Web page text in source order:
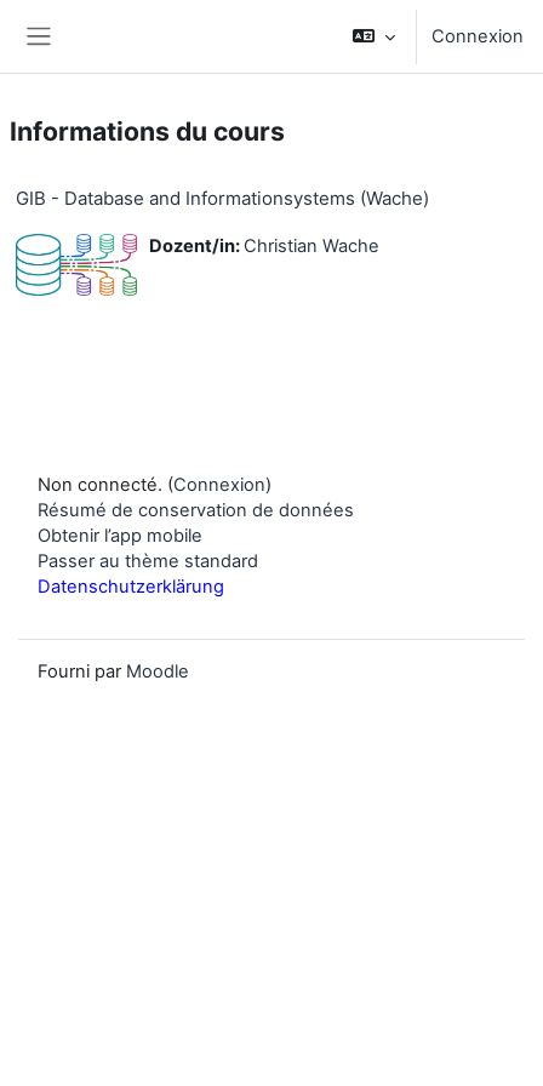
Connexion
Informations du cours
GIB - Database and Informationsystems (Wache)
Dozent/in: Christian Wache
Non connecté. (Connexion)
Résumé de conservation de données
Obtenir l’app mobile
Passer au thème standard
Datenschutzerklärung
Fourni par Moodle